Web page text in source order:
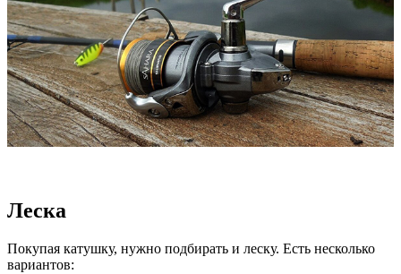
Леска
Покупая катушку, нужно подбирать и леску. Есть несколько
вариантов: